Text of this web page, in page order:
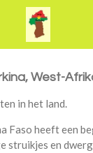
West-
in het land.
Faso heeft een
struikjes en